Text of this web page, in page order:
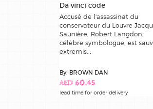
Da vinci code
Accusé de l'assassinat du
conservateur du Louvre
Saunière, Robert Langdon,
célèbre symbologue, est
extremis...
By: BROWN DAN
AED 60.45
lead time for order delivery